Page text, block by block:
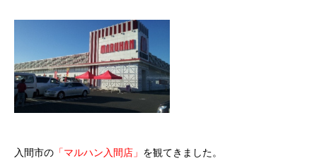
入間市の 「マルハン入間店」 を観てきました。